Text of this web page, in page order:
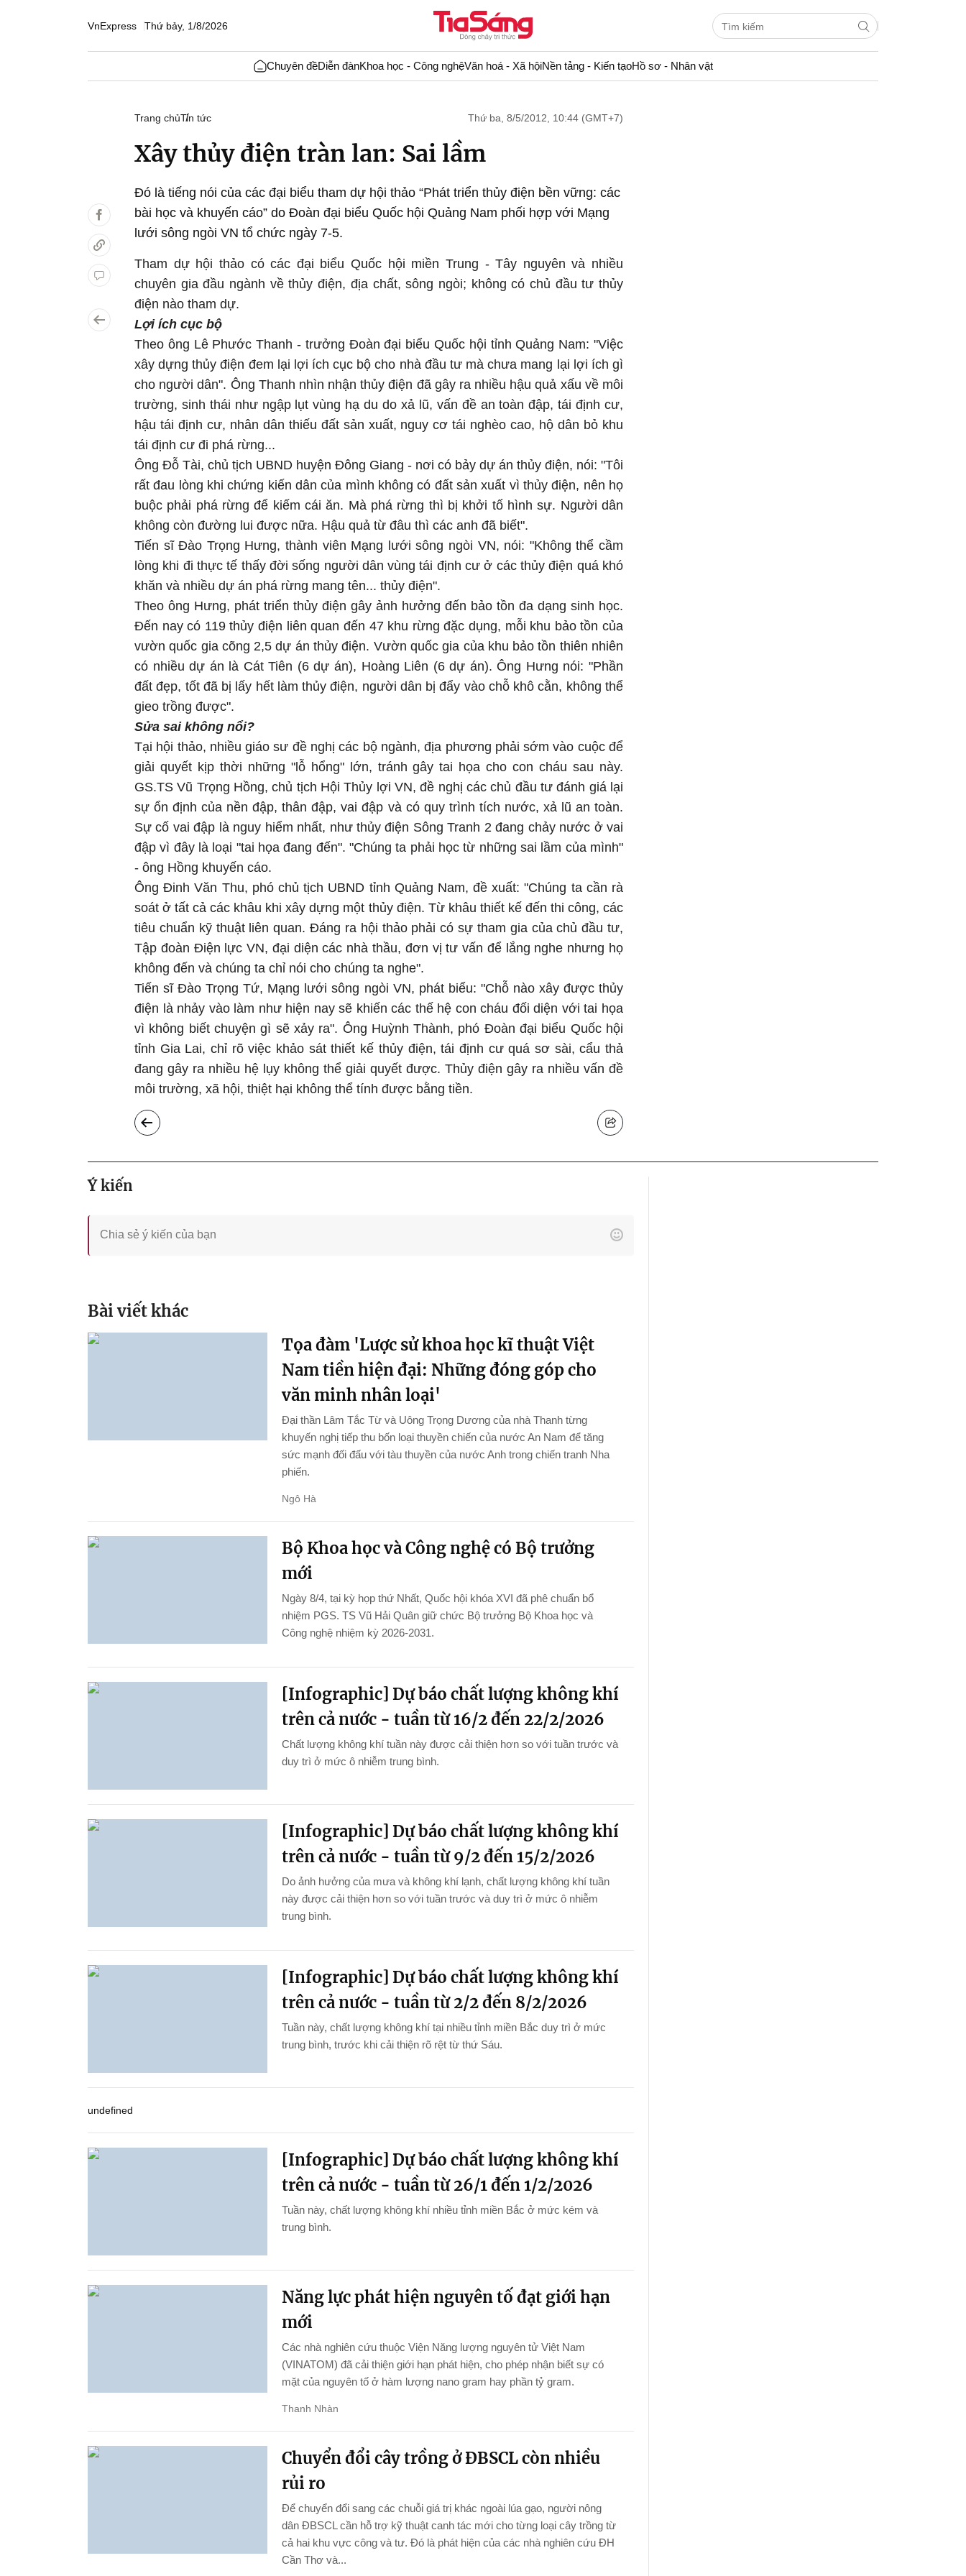
VnExpress Thứ bảy, 1/8/2026
Chuyên đềDiễn đànKhoa học - Công nghệVăn hoá - Xã hộiNền tảng - Kiến tạoHồ sơ - Nhân vật
Trang chủTin tức Thứ ba, 8/5/2012, 10:44 (GMT+7)
Xây thủy điện tràn lan: Sai lầm
Đó là tiếng nói của các đại biểu tham dự hội thảo “Phát triển thủy điện bền vững: các
bài học và khuyến cáo” do Đoàn đại biểu Quốc hội Quảng Nam phối hợp với Mạng
lưới sông ngòi VN tổ chức ngày 7-5.
Tham dự hội thảo có các đại biểu Quốc hội miền Trung - Tây nguyên và nhiều
chuyên gia đầu ngành về thủy điện, địa chất, sông ngòi; không có chủ đầu tư thủy
điện nào tham dự.
Lợi ích cục bộ
Theo ông Lê Phước Thanh - trưởng Đoàn đại biểu Quốc hội tỉnh Quảng Nam: "Việc
xây dựng thủy điện đem lại lợi ích cục bộ cho nhà đầu tư mà chưa mang lại lợi ích gì
cho người dân". Ông Thanh nhìn nhận thủy điện đã gây ra nhiều hậu quả xấu về môi
trường, sinh thái như ngập lụt vùng hạ du do xả lũ, vấn đề an toàn đập, tái định cư,
hậu tái định cư, nhân dân thiếu đất sản xuất, nguy cơ tái nghèo cao, hộ dân bỏ khu
tái định cư đi phá rừng...
Ông Đỗ Tài, chủ tịch UBND huyện Đông Giang - nơi có bảy dự án thủy điện, nói: "Tôi
rất đau lòng khi chứng kiến dân của mình không có đất sản xuất vì thủy điện, nên họ
buộc phải phá rừng để kiếm cái ăn. Mà phá rừng thì bị khởi tố hình sự. Người dân
không còn đường lui được nữa. Hậu quả từ đâu thì các anh đã biết".
Tiến sĩ Đào Trọng Hưng, thành viên Mạng lưới sông ngòi VN, nói: "Không thể cầm
lòng khi đi thực tế thấy đời sống người dân vùng tái định cư ở các thủy điện quá khó
khăn và nhiều dự án phá rừng mang tên... thủy điện".
Theo ông Hưng, phát triển thủy điện gây ảnh hưởng đến bảo tồn đa dạng sinh học.
Đến nay có 119 thủy điện liên quan đến 47 khu rừng đặc dụng, mỗi khu bảo tồn của
vườn quốc gia cõng 2,5 dự án thủy điện. Vườn quốc gia của khu bảo tồn thiên nhiên
có nhiều dự án là Cát Tiên (6 dự án), Hoàng Liên (6 dự án). Ông Hưng nói: "Phần
đất đẹp, tốt đã bị lấy hết làm thủy điện, người dân bị đẩy vào chỗ khô cằn, không thể
gieo trồng được".
Sửa sai không nổi?
Tại hội thảo, nhiều giáo sư đề nghị các bộ ngành, địa phương phải sớm vào cuộc để
giải quyết kịp thời những "lỗ hổng" lớn, tránh gây tai họa cho con cháu sau này.
GS.TS Vũ Trọng Hồng, chủ tịch Hội Thủy lợi VN, đề nghị các chủ đầu tư đánh giá lại
sự ổn định của nền đập, thân đập, vai đập và có quy trình tích nước, xả lũ an toàn.
Sự cố vai đập là nguy hiểm nhất, như thủy điện Sông Tranh 2 đang chảy nước ở vai
đập vì đây là loại "tai họa đang đến". "Chúng ta phải học từ những sai lầm của mình"
- ông Hồng khuyến cáo.
Ông Đinh Văn Thu, phó chủ tịch UBND tỉnh Quảng Nam, đề xuất: "Chúng ta cần rà
soát ở tất cả các khâu khi xây dựng một thủy điện. Từ khâu thiết kế đến thi công, các
tiêu chuẩn kỹ thuật liên quan. Đáng ra hội thảo phải có sự tham gia của chủ đầu tư,
Tập đoàn Điện lực VN, đại diện các nhà thầu, đơn vị tư vấn để lắng nghe nhưng họ
không đến và chúng ta chỉ nói cho chúng ta nghe".
Tiến sĩ Đào Trọng Tứ, Mạng lưới sông ngòi VN, phát biểu: "Chỗ nào xây được thủy
điện là nhảy vào làm như hiện nay sẽ khiến các thế hệ con cháu đối diện với tai họa
vì không biết chuyện gì sẽ xảy ra". Ông Huỳnh Thành, phó Đoàn đại biểu Quốc hội
tỉnh Gia Lai, chỉ rõ việc khảo sát thiết kế thủy điện, tái định cư quá sơ sài, cẩu thả
đang gây ra nhiều hệ lụy không thể giải quyết được. Thủy điện gây ra nhiều vấn đề
môi trường, xã hội, thiệt hại không thể tính được bằng tiền.
Ý kiến
Bài viết khác
Tọa đàm 'Lược sử khoa học kĩ thuật Việt
Nam tiền hiện đại: Những đóng góp cho
văn minh nhân loại'
Đại thần Lâm Tắc Từ và Uông Trọng Dương của nhà Thanh từng
khuyến nghị tiếp thu bốn loại thuyền chiến của nước An Nam để tăng
sức mạnh đối đấu với tàu thuyền của nước Anh trong chiến tranh Nha
phiến.
Ngô Hà
Bộ Khoa học và Công nghệ có Bộ trưởng
mới
Ngày 8/4, tại kỳ họp thứ Nhất, Quốc hội khóa XVI đã phê chuẩn bổ
nhiệm PGS. TS Vũ Hải Quân giữ chức Bộ trưởng Bộ Khoa học và
Công nghệ nhiệm kỳ 2026-2031.
[Infographic] Dự báo chất lượng không khí
trên cả nước - tuần từ 16/2 đến 22/2/2026
Chất lượng không khí tuần này được cải thiện hơn so với tuần trước và
duy trì ở mức ô nhiễm trung bình.
[Infographic] Dự báo chất lượng không khí
trên cả nước - tuần từ 9/2 đến 15/2/2026
Do ảnh hưởng của mưa và không khí lạnh, chất lượng không khí tuần
này được cải thiện hơn so với tuần trước và duy trì ở mức ô nhiễm
trung bình.
[Infographic] Dự báo chất lượng không khí
trên cả nước - tuần từ 2/2 đến 8/2/2026
Tuần này, chất lượng không khí tại nhiều tỉnh miền Bắc duy trì ở mức
trung bình, trước khi cải thiện rõ rệt từ thứ Sáu.
undefined
[Infographic] Dự báo chất lượng không khí
trên cả nước - tuần từ 26/1 đến 1/2/2026
Tuần này, chất lượng không khí nhiều tỉnh miền Bắc ở mức kém và
trung bình.
Năng lực phát hiện nguyên tố đạt giới hạn
mới
Các nhà nghiên cứu thuộc Viện Năng lượng nguyên tử Việt Nam
(VINATOM) đã cải thiện giới hạn phát hiện, cho phép nhận biết sự có
mặt của nguyên tố ở hàm lượng nano gram hay phần tỷ gram.
Thanh Nhàn
Chuyển đổi cây trồng ở ĐBSCL còn nhiều
rủi ro
Để chuyển đổi sang các chuỗi giá trị khác ngoài lúa gạo, người nông
dân ĐBSCL cần hỗ trợ kỹ thuật canh tác mới cho từng loại cây trồng từ
cả hai khu vực công và tư. Đó là phát hiện của các nhà nghiên cứu ĐH
Cần Thơ và...